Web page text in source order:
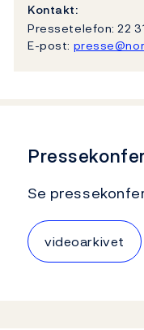
Kontakt:
Pressetelefon: 22
E-post:
Se
videoarkivet